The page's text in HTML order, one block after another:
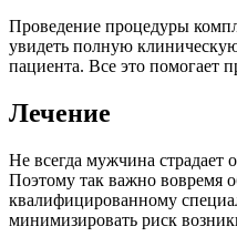
Проведение процедуры
увидеть полную
пациента. Все это помогает
Лечение
Не всегда мужчина страдает
Поэтому так важно вовремя
квалифицированному
минимизировать риск